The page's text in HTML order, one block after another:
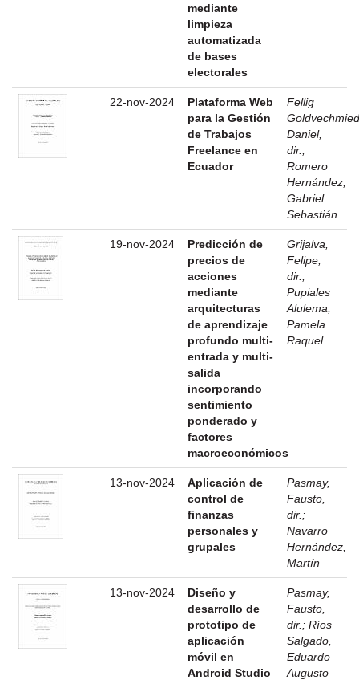
mediante
limpieza
automatizada
de bases
electorales
22-nov-2024
Plataforma Web
para la Gestión
de Trabajos
Freelance en
Ecuador
Fellig
Daniel,
dir. ;
Romero
Hernández,
Gabriel
Sebastián
19-nov-2024
Predicción de
precios de
acciones
mediante
arquitecturas
de aprendizaje
profundo multi-
entrada y multi-
salida
incorporando
sentimiento
ponderado y
factores
macroeconómicos
Grijalva,
Felipe,
dir. ;
Pupiales
Alulema,
Pamela
Raquel
13-nov-2024
Aplicación de
control de
finanzas
personales y
grupales
Pasmay,
Fausto,
dir. ;
Navarro
Hernández,
Martín
13-nov-2024
Diseño y
desarrollo de
prototipo de
aplicación
móvil en
Android Studio
Pasmay,
Fausto,
dir. ; Ríos
Salgado,
Eduardo
Augusto